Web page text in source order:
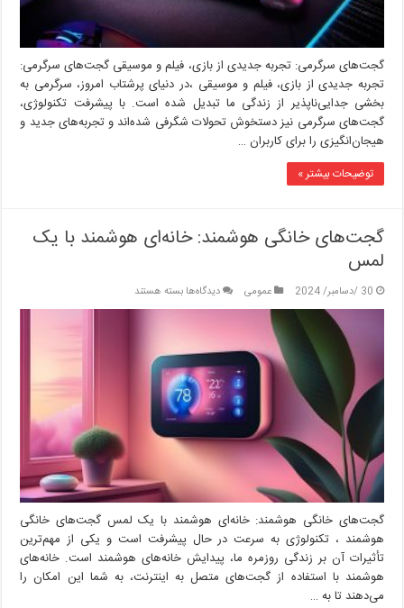
گجت‌های سرگرمی: تجربه جدیدی از بازی، فیلم و موسیقی گجت‌های سرگرمی:
تجربه جدیدی از بازی، فیلم و موسیقی ،در دنیای پرشتاب امروز، سرگرمی به
بخشی جدایی‌ناپذیر از زندگی ما تبدیل شده است. با پیشرفت تکنولوژی،
گجت‌های سرگرمی نیز دستخوش تحولات شگرفی شده‌اند و تجربه‌های جدید و
هیجان‌انگیزی را برای کاربران …
توضیحات بیشتر »
گجت‌های خانگی هوشمند: خانه‌ای هوشمند با یک
لمس
30 /دسامبر/ 2024 عمومی دیدگاه‌هابرای
گجت‌های
خانه‌ای
هوشمند
با
یک
لمس
بسته هستند
گجت‌های خانگی هوشمند: خانه‌ای هوشمند با یک لمس گجت‌های خانگی
هوشمند ، تکنولوژی به سرعت در حال پیشرفت است و یکی از مهم‌ترین
تأثیرات آن بر زندگی روزمره ما، پیدایش خانه‌های هوشمند است. خانه‌های
هوشمند با استفاده از گجت‌های متصل به اینترنت، به شما این امکان را
می‌دهند تا به …